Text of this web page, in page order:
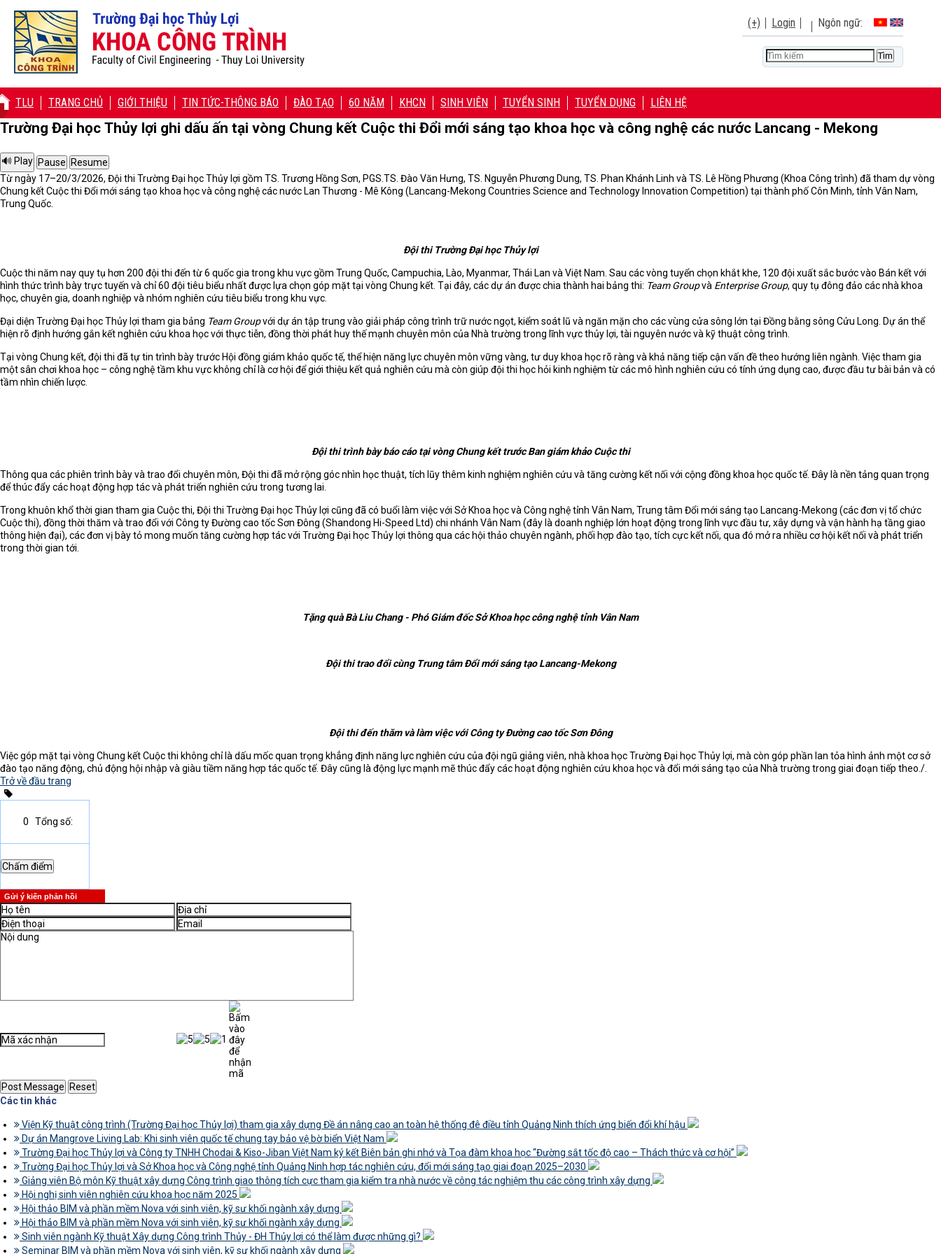
(+) Login Ngôn ngữ:
TLU TRANG CHỦ GIỚI THIỆU TIN TỨC-THÔNG BÁO ĐÀO TẠO 60 NĂM KHCN SINH VIÊN TUYỂN SINH TUYỂN DỤNG LIÊN HỆ
Trường Đại học Thủy lợi ghi dấu ấn tại vòng Chung kết Cuộc thi Đổi mới sáng tạo khoa học và công nghệ các nước Lancang - Mekong
Từ ngày 17–20/3/2026, Đội thi Trường Đại học Thủy lợi gồm TS. Trương Hồng Sơn, PGS.TS. Đào Văn Hưng, TS. Nguyễn Phương Dung, TS. Phan Khánh Linh và TS. Lê Hồng Phương (Khoa Công trình) đã tham dự vòng
Chung kết Cuộc thi Đổi mới sáng tạo khoa học và công nghệ các nước Lan Thương - Mê Kông (Lancang-Mekong Countries Science and Technology Innovation Competition) tại thành phố Côn Minh, tỉnh Vân Nam,
Trung Quốc.
Đội thi Trường Đại học Thủy lợi
Cuộc thi năm nay quy tụ hơn 200 đội thi đến từ 6 quốc gia trong khu vực gồm Trung Quốc, Campuchia, Lào, Myanmar, Thái Lan và Việt Nam. Sau các vòng tuyển chọn khắt khe, 120 đội xuất sắc bước vào Bán kết với
hình thức trình bày trực tuyến và chỉ 60 đội tiêu biểu nhất được lựa chọn góp mặt tại vòng Chung kết. Tại đây, các dự án được chia thành hai bảng thi: Team Groupvà Enterprise Group, quy tụ đông đảo các nhà khoa
học, chuyên gia, doanh nghiệp và nhóm nghiên cứu tiêu biểu trong khu vực.
Đại diện Trường Đại học Thủy lợi tham gia bảng Team Groupvới dự án tập trung vào giải pháp công trình trữ nước ngọt, kiểm soát lũ và ngăn mặn cho các vùng cửa sông lớn tại Đồng bằng sông Cửu Long. Dự án thể
hiện rõ định hướng gắn kết nghiên cứu khoa học với thực tiễn, đồng thời phát huy thế mạnh chuyên môn của Nhà trường trong lĩnh vực thủy lợi, tài nguyên nước và kỹ thuật công trình.
Tại vòng Chung kết, đội thi đã tự tin trình bày trước Hội đồng giám khảo quốc tế, thể hiện năng lực chuyên môn vững vàng, tư duy khoa học rõ ràng và khả năng tiếp cận vấn đề theo hướng liên ngành. Việc tham gia
một sân chơi khoa học – công nghệ tầm khu vực không chỉ là cơ hội để giới thiệu kết quả nghiên cứu mà còn giúp đội thi học hỏi kinh nghiệm từ các mô hình nghiên cứu có tính ứng dụng cao, được đầu tư bài bản và có
tầm nhìn chiến lược.
Đội thi trình bày báo cáo tại vòng Chung kết trước Ban giám khảo Cuộc thi
Thông qua các phiên trình bày và trao đổi chuyên môn, Đội thi đã mở rộng góc nhìn học thuật, tích lũy thêm kinh nghiệm nghiên cứu và tăng cường kết nối với cộng đồng khoa học quốc tế. Đây là nền tảng quan trọng
để thúc đẩy các hoạt động hợp tác và phát triển nghiên cứu trong tương lai.
Trong khuôn khổ thời gian tham gia Cuộc thi, Đội thi Trường Đại học Thủy lợi cũng đã có buổi làm việc với Sở Khoa học và Công nghệ tỉnh Vân Nam, Trung tâm Đổi mới sáng tạo Lancang-Mekong (các đơn vị tổ chức
Cuộc thi), đồng thời thăm và trao đổi với Công ty Đường cao tốc Sơn Đông (Shandong Hi-Speed Ltd) chi nhánh Vân Nam (đây là doanh nghiệp lớn hoạt động trong lĩnh vực đầu tư, xây dựng và vận hành hạ tầng giao
thông hiện đại), các đơn vị bày tỏ mong muốn tăng cường hợp tác với Trường Đại học Thủy lợi thông qua các hội thảo chuyên ngành, phối hợp đào tạo, tích cực kết nối, qua đó mở ra nhiều cơ hội kết nối và phát triển
trong thời gian tới.
Tặng quà Bà LiuChang - Phó Giám đốc Sở Khoa học công nghệ tỉnh Vân Nam
Đội thi trao đổi cùng Trung tâm Đổi mới sáng tạo Lancang-Mekong
Đội thi đến thăm và làm việc với Công ty Đường cao tốc Sơn Đông
Việc góp mặt tại vòng Chung kết Cuộc thi không chỉ là dấu mốc quan trọng khẳng định năng lực nghiên cứu của đội ngũ giảng viên, nhà khoa học Trường Đại học Thủy lợi, mà còn góp phần lan tỏa hình ảnh một cơ sở
đào tạo năng động, chủ động hội nhập và giàu tiềm năng hợp tác quốc tế. Đây cũng là động lực mạnh mẽ thúc đẩy các hoạt động nghiên cứu khoa học và đổi mới sáng tạo của Nhà trường trong giai đoạn tiếp theo./.
Trở về đầu trang
0 Tổng số:
Gửi ý kiến phản hồi
Các tin khác
Viện Kỹ thuật công trình (Trường Đại học Thủy lợi) tham gia xây dựng Đề án nâng cao an toàn hệ thống đê điều tỉnh Quảng Ninh thích ứng biến đổi khí hậu
Dự án Mangrove Living Lab: Khi sinh viên quốc tế chung tay bảo vệ bờ biển Việt Nam
Trường Đại học Thủy lợi và Công ty TNHH Chodai & Kiso-Jiban Việt Nam ký kết Biên bản ghi nhớ và Tọa đàm khoa học “Đường sắt tốc độ cao – Thách thức và cơ hội”
Trường Đại học Thủy lợi và Sở Khoa học và Công nghệ tỉnh Quảng Ninh hợp tác nghiên cứu, đổi mới sáng tạo giai đoạn 2025–2030
Giảng viên Bộ môn Kỹ thuật xây dựng Công trình giao thông tích cực tham gia kiểm tra nhà nước về công tác nghiệm thu các công trình xây dựng
Hội nghị sinh viên nghiên cứu khoa học năm 2025
Hội thảo BIM và phần mềm Nova với sinh viên, kỹ sư khối ngành xây dựng
Hội thảo BIM và phần mềm Nova với sinh viên, kỹ sư khối ngành xây dựng
Sinh viên ngành Kỹ thuật Xây dựng Công trình Thủy - ĐH Thủy lợi có thể làm được những gì?
Seminar BIM và phần mềm Nova với sinh viên, kỹ sư khối ngành xây dựng